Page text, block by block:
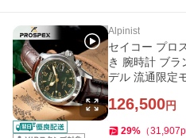
Alpinist
セイコー プロ
き 腕時計 ブラ
デル 流通限定
126,500円
29% （31,907